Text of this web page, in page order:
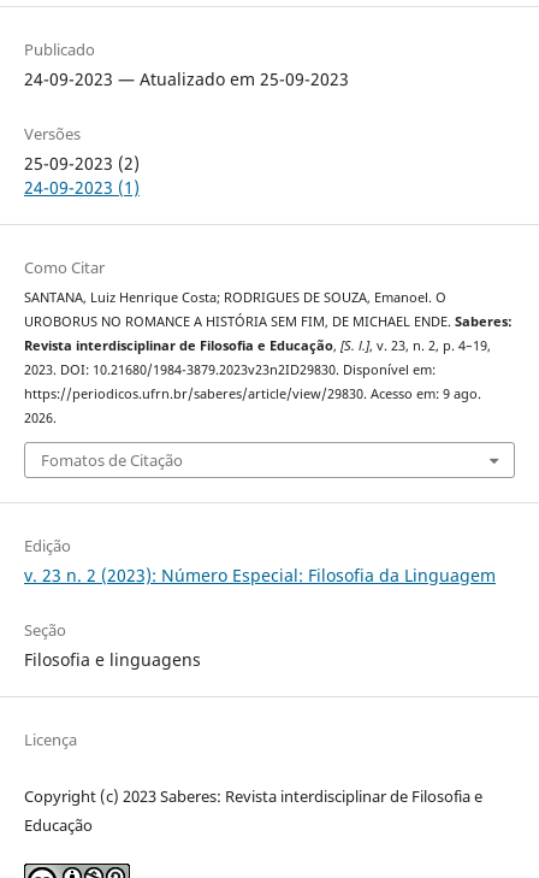
Publicado
24-09-2023 — Atualizado em 25-09-2023
Versões
25-09-2023 (2)
24-09-2023 (1)
Como Citar
SANTANA, Luiz Henrique Costa; RODRIGUES DE SOUZA, Emanoel. O
UROBORUS NO ROMANCE A HISTÓRIA SEM FIM, DE MICHAEL ENDE. Saberes:
Revista interdisciplinar de Filosofia e Educação, [S. l.], v. 23, n. 2, p. 4–19,
2023. DOI: 10.21680/1984-3879.2023v23n2ID29830. Disponível em:
https://periodicos.ufrn.br/saberes/article/view/29830. Acesso em: 9 ago.
2026.
Fomatos de Citação
Edição
v. 23 n. 2 (2023): Número Especial: Filosofia da Linguagem
Seção
Filosofia e linguagens
Licença
Copyright (c) 2023 Saberes: Revista interdisciplinar de Filosofia e
Educação